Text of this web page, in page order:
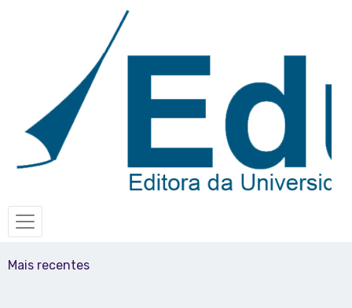
Mais recentes